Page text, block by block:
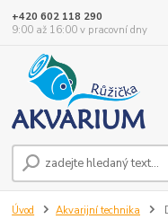
+420 602 118 290
9:00 až 16:00 v pracovní dny
Úvod Akvarijní technika